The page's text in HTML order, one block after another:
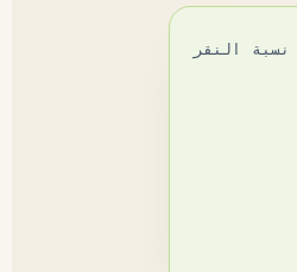
نسبة النقر